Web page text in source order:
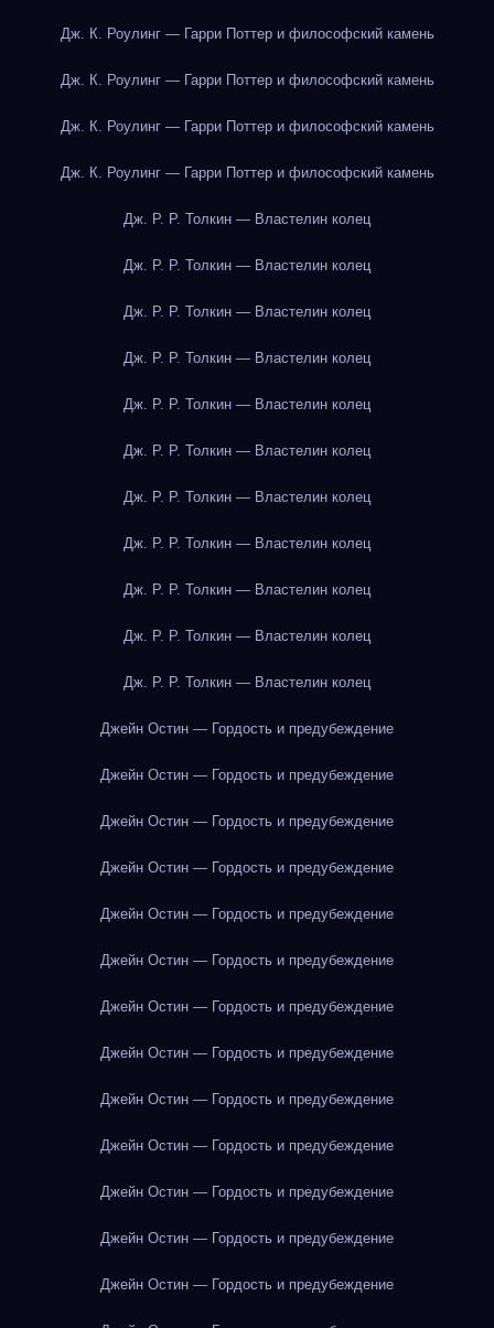
Дж. К. Роулинг — Гарри Поттер и философский камень
Дж. К. Роулинг — Гарри Поттер и философский камень
Дж. К. Роулинг — Гарри Поттер и философский камень
Дж. К. Роулинг — Гарри Поттер и философский камень
Дж. Р. Р. Толкин — Властелин колец
Дж. Р. Р. Толкин — Властелин колец
Дж. Р. Р. Толкин — Властелин колец
Дж. Р. Р. Толкин — Властелин колец
Дж. Р. Р. Толкин — Властелин колец
Дж. Р. Р. Толкин — Властелин колец
Дж. Р. Р. Толкин — Властелин колец
Дж. Р. Р. Толкин — Властелин колец
Дж. Р. Р. Толкин — Властелин колец
Дж. Р. Р. Толкин — Властелин колец
Дж. Р. Р. Толкин — Властелин колец
Джейн Остин — Гордость и предубеждение
Джейн Остин — Гордость и предубеждение
Джейн Остин — Гордость и предубеждение
Джейн Остин — Гордость и предубеждение
Джейн Остин — Гордость и предубеждение
Джейн Остин — Гордость и предубеждение
Джейн Остин — Гордость и предубеждение
Джейн Остин — Гордость и предубеждение
Джейн Остин — Гордость и предубеждение
Джейн Остин — Гордость и предубеждение
Джейн Остин — Гордость и предубеждение
Джейн Остин — Гордость и предубеждение
Джейн Остин — Гордость и предубеждение